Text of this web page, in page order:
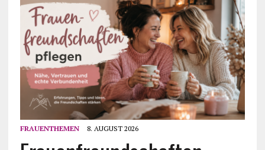
FRAUENTHEMEN 8. AUGUST 2026